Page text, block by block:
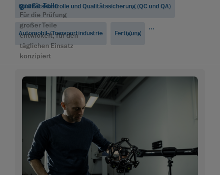
große Teile
Für die Prüfung
großer Teile
entwickelt, für den
täglichen Einsatz
konzipiert
Qualitätskontrolle und Qualitätssicherung (QC und QA)
Automobil-/Transportindustrie Fertigung
...